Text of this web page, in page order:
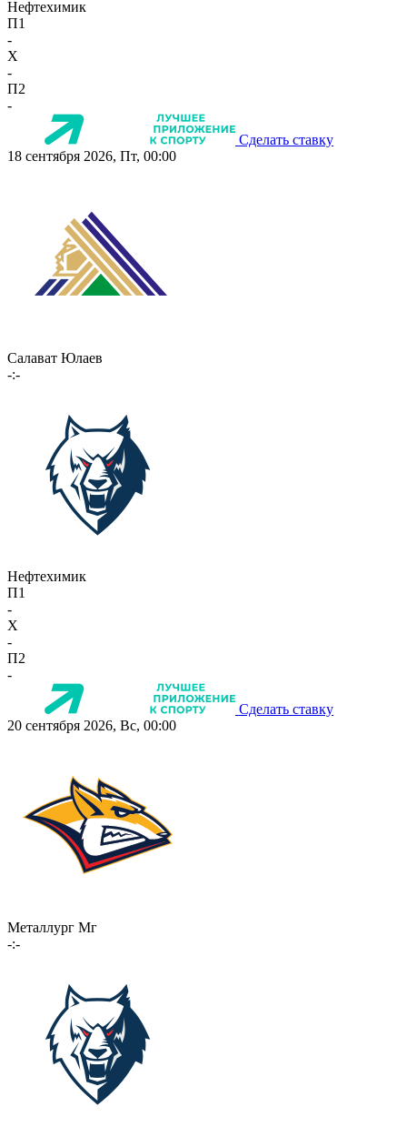
Нефтехимик
П1
-
X
-
П2
-
Сделать ставку
18 сентября 2026, Пт, 00:00
Салават Юлаев
-:-
Нефтехимик
П1
-
X
-
П2
-
Сделать ставку
20 сентября 2026, Вс, 00:00
Металлург Мг
-:-